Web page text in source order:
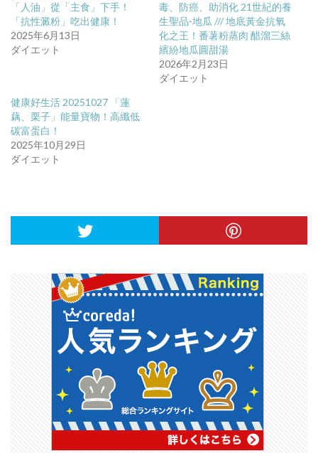
「人油」從「主食」下手！
「抗性澱粉」吃出健康！
2025年6月13日
ダイエット
毒、防癌、助消化 21世紀的養
生聖品-地瓜 /// 地底黃金抗氧
化之王！番薯粉蒸肉 醋溜三絲
繽紛地瓜圓甜湯
2026年2月23日
ダイエット
健康好生活 20251027 「蓮
藕、栗子」能量寶物！高纖低
碳富蛋白！
2025年10月29日
ダイエット